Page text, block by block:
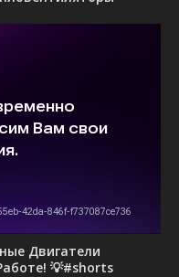
Двигатели
💡#shorts